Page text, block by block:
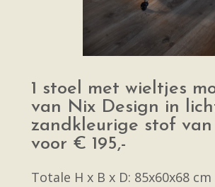
1 stoel met wieltjes
van Nix Design in
zandkleurige stof
voor € 195,-
Totale H x B x D: 85x60x68 cm